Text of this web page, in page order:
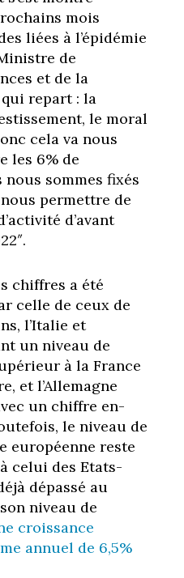
mois
liées à l’épidémie
de
et de la
qui repart : la
le moral
cela va nous
les 6% de
sommes fixés
permettre de
d’avant
chiffres a été
celle de ceux de
l’Italie et
un niveau de
à la France
et l’Allemagne
un chiffre en-
le niveau de
européenne reste
celui des Etats-
dépassé au
niveau de
croissance
annuel de 6,5%